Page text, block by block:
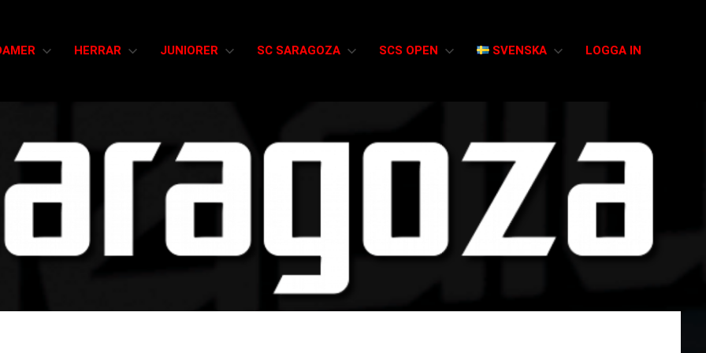
HERRAR JUNIORER SC SARAGOZA SCS OPEN SVENSKA LOGGA IN